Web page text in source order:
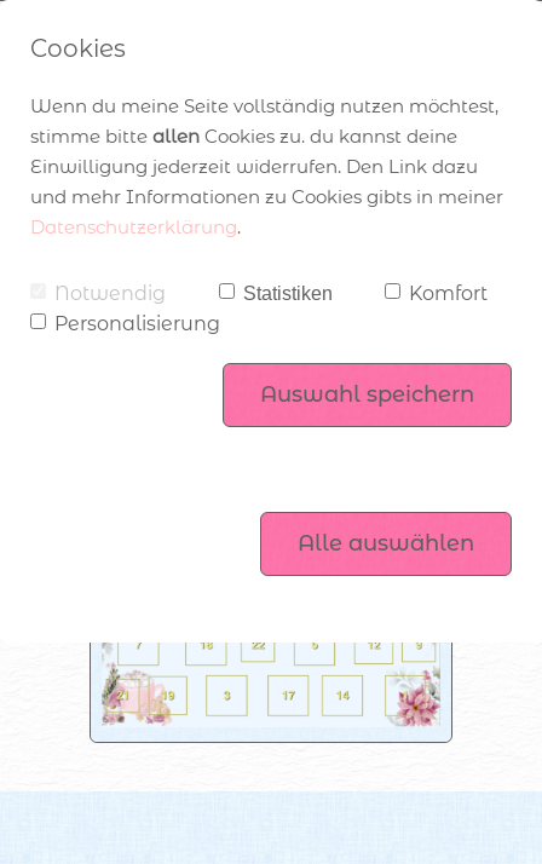
Angebot zum Katalogstart
Stampin’ Up! Produktsets
Workshops
Mitgliederbereich
über Stampin’ Up!
komm ins Team
Unser Stampin’ Up!
Adventskalender
Hüpf zum aktuellen Kalenderbild
Cookies
Wenn du meine Seite vollständig nutzen möchtest,
stimme bitte allen Cookies zu. du kannst deine
Einwilligung jederzeit widerrufen. Den Link dazu
und mehr Informationen zu Cookies gibts in meiner
Datenschutzerklärung.
Notwendig Statistiken
Komfort
Personalisierung
Auswahl speichern
Alle auswählen